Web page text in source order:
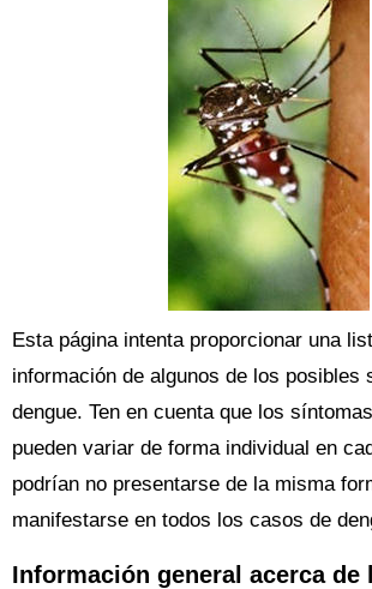
Esta página intenta proporcionar una
información de algunos de los posibles
dengue. Ten en cuenta que los
pueden variar de forma individual en
podrían no presentarse de la misma
manifestarse en todos los casos de
Información general acerca de